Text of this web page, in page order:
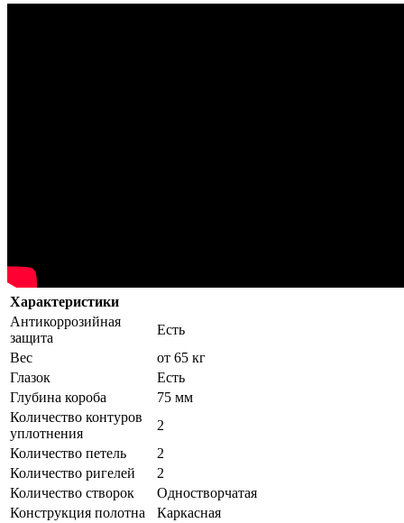
Характеристики
Антикоррозийная
защита
Есть
Вес
от 65 кг
Глазок
Есть
Глубина короба
75 мм
Количество контуров
уплотнения
2
Количество петель
2
Количество ригелей
2
Количество створок
Одностворчатая
Конструкция полотна
Каркасная